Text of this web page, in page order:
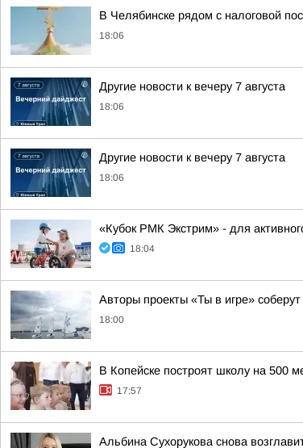
В Челябинске рядом с налоговой
18:06
Другие новости к вечеру 7 августа
18:06
Другие новости к вечеру 7 августа
18:06
«Кубок РМК Экстрим» - для
18:04
Авторы проекты «Ты в игре»
18:00
В Копейске построят школу на 500
17:57
Альбина Сухорукова снова